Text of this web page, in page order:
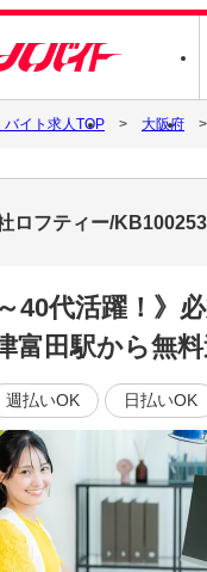
バイト求人TOP 大阪府
ロフティー/
～40代活躍！》
富田駅から無
週払いOK 日払いOK